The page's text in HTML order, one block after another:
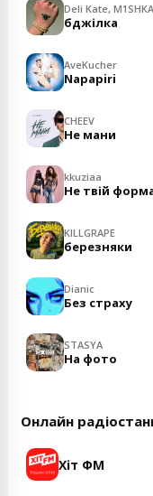
Deli Kate, M1SHKA
бджілка
AveKucher
Napapiri
CHEEV
Не мани
kkuziaa
Не твій
KILLGRAPE
березняки
Dianic
Без страху
STASYA
На фото
Онлайн
Хіт ФМ